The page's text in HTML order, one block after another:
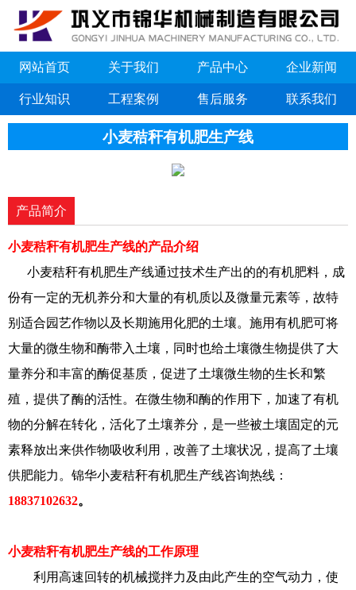
网站首页 关于我们 产品中心 企业新闻
行业知识 工程案例 售后服务 联系我们
小麦秸秆有机肥生产线
产品简介
小麦秸秆有机肥生产线的产品介绍
小麦秸秆有机肥生产线通过技术生产出的的有机肥料，成
份有一定的无机养分和大量的有机质以及微量元素等，故特
别适合园艺作物以及长期施用化肥的土壤。施用有机肥可将
大量的微生物和酶带入土壤，同时也给土壤微生物提供了大
量养分和丰富的酶促基质，促进了土壤微生物的生长和繁
殖，提供了酶的活性。在微生物和酶的作用下，加速了有机
物的分解在转化，活化了土壤养分，是一些被土壤固定的元
素释放出来供作物吸收利用，改善了土壤状况，提高了土壤
供肥能力。锦华小麦秸秆有机肥生产线咨询热线：
18837102632。
小麦秸秆有机肥生产线的工作原理
利用高速回转的机械搅拌力及由此产生的空气动力，使